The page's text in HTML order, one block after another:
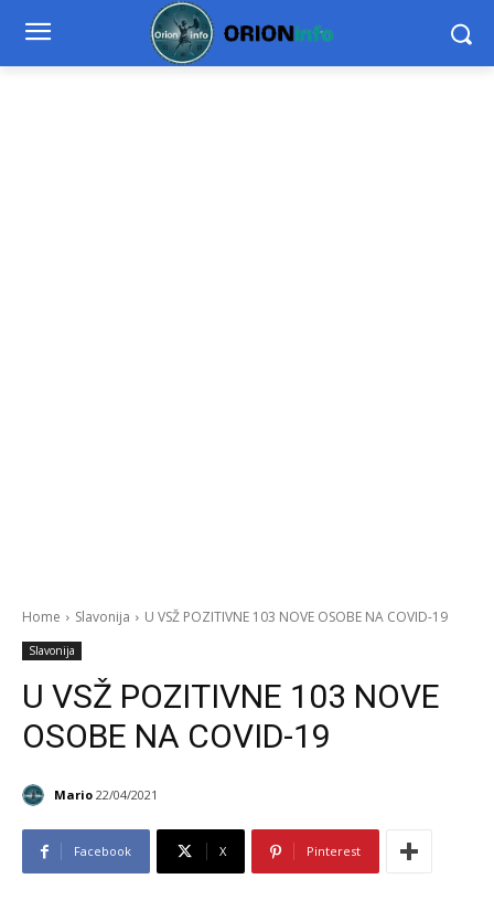
Home Slavonija U VSŽ POZITIVNE 103 NOVE OSOBE NA COVID-19
Slavonija
U VSŽ POZITIVNE 103 NOVE
OSOBE NA COVID-19
Mario 22/04/2021
Facebook X Pinterest